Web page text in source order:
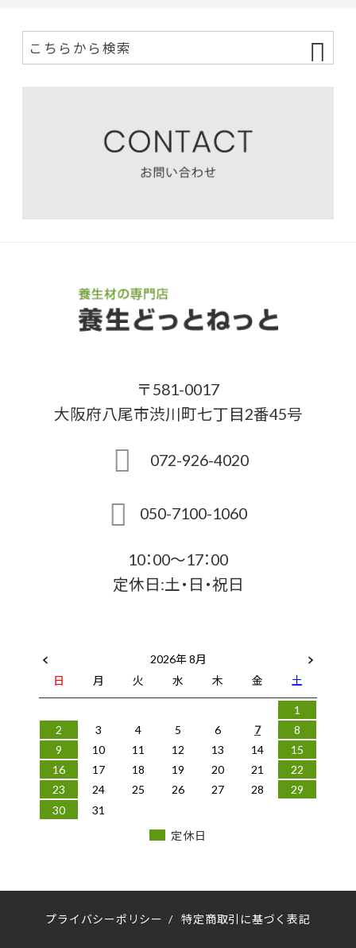
〒581-0017
大阪府八尾市渋川町七丁目2番45号
072-926-4020
050-7100-1060
10：00～17：00
定休日:土・日・祝日
2026年 8月
日
月 火 水 木 金
土
1
2
3 4 5 6 7
8
9
10 11 12 13 14
15
16
17 18 19 20 21
22
23
24 25 26 27 28
29
30
31
定休日
プライバシーポリシー / 特定商取引に基づく表記